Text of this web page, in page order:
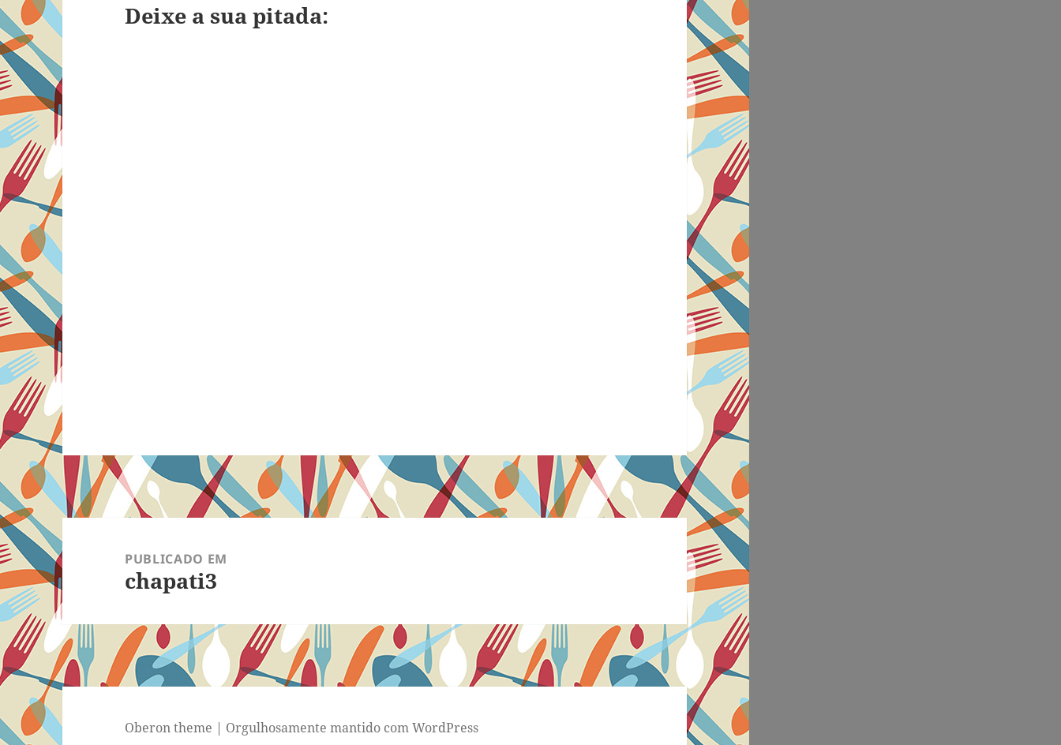
Deixe a sua pitada:
de
Post
PUBLICADO EM
chapati3
Oberon theme | Orgulhosamente mantido com WordPress